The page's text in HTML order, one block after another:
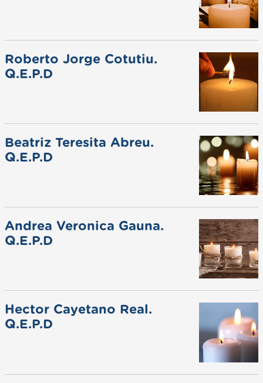
Roberto Jorge Cotutiu.
Q.E.P.D
Beatriz Teresita Abreu.
Q.E.P.D
Andrea Veronica Gauna.
Q.E.P.D
Hector Cayetano Real.
Q.E.P.D